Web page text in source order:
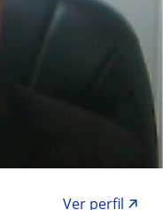
Ver perfil